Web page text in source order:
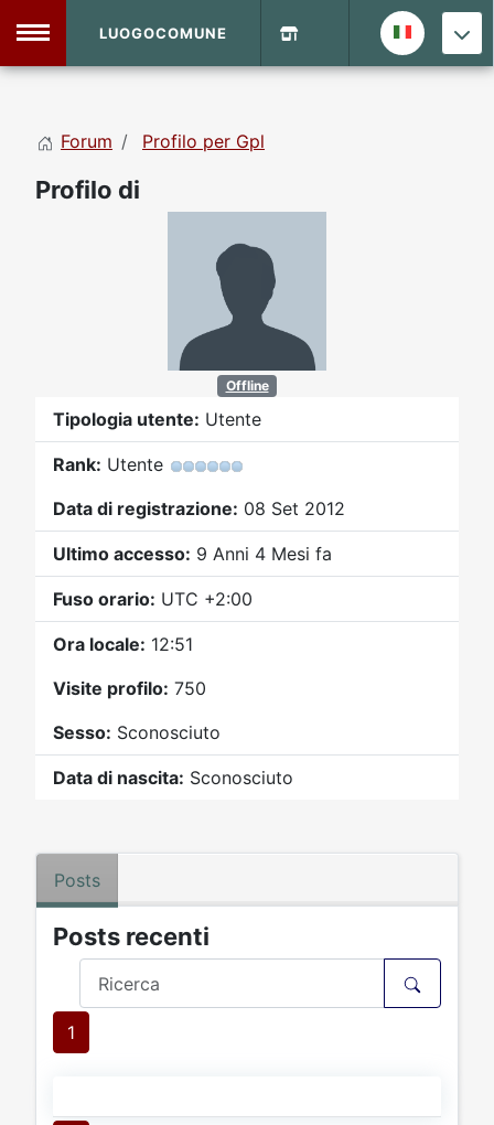
Forum
LUOGOCOMUNE
Forum Profilo per Gpl
Profilo di
Offline
Tipologia utente: Utente
Rank: Utente
Data di registrazione: 08 Set 2012
Ultimo accesso: 9 Anni 4 Mesi fa
Fuso orario: UTC +2:00
Ora locale: 12:51
Visite profilo: 750
Sesso: Sconosciuto
Data di nascita: Sconosciuto
Posts
Posts recenti
1